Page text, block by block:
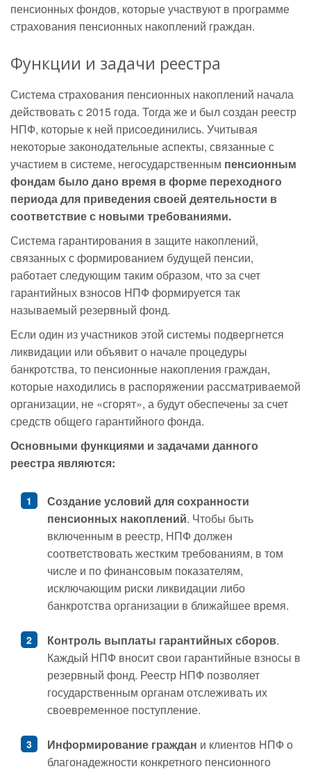
пенсионных фондов, которые участвуют в программе
страхования пенсионных накоплений граждан.
Функции и задачи реестра
Система страхования пенсионных накоплений начала
действовать с 2015 года. Тогда же и был создан реестр
НПФ, которые к ней присоединились. Учитывая
некоторые законодательные аспекты, связанные с
участием в системе, негосударственным пенсионным
фондам было дано время в форме переходного
периода для приведения своей деятельности в
соответствие с новыми требованиями.
Система гарантирования в защите накоплений,
связанных с формированием будущей пенсии,
работает следующим таким образом, что за счет
гарантийных взносов НПФ формируется так
называемый резервный фонд.
Если один из участников этой системы подвергнется
ликвидации или объявит о начале процедуры
банкротства, то пенсионные накопления граждан,
которые находились в распоряжении рассматриваемой
организации, не «сгорят», а будут обеспечены за счет
средств общего гарантийного фонда.
Основными функциями и задачами данного
реестра являются:
Создание условий для сохранности
пенсионных накоплений. Чтобы быть
включенным в реестр, НПФ должен
соответствовать жестким требованиям, в том
числе и по финансовым показателям,
исключающим риски ликвидации либо
банкротства организации в ближайшее время.
Контроль выплаты гарантийных сборов.
Каждый НПФ вносит свои гарантийные взносы в
резервный фонд. Реестр НПФ позволяет
государственным органам отслеживать их
своевременное поступление.
Информирование граждан и клиентов НПФ о
благонадежности конкретного пенсионного